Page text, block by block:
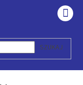
SZUKAJ